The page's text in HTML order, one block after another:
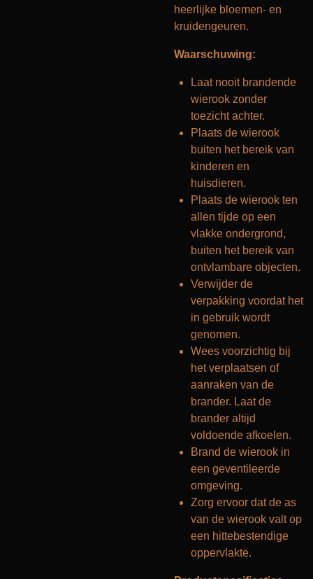
heerlijke bloemen- en
kruidengeuren.
Waarschuwing:
Laat nooit brandende
wierook zonder
toezicht achter.
Plaats de wierook
buiten het bereik van
kinderen en
huisdieren.
Plaats de wierook ten
allen tijde op een
vlakke ondergrond,
buiten het bereik van
ontvlambare objecten.
Verwijder de
verpakking voordat het
in gebruik wordt
genomen.
Wees voorzichtig bij
het verplaatsen of
aanraken van de
brander. Laat de
brander altijd
voldoende afkoelen.
Brand de wierook in
een geventileerde
omgeving.
Zorg ervoor dat de as
van de wierook valt op
een hittebestendige
oppervlakte.